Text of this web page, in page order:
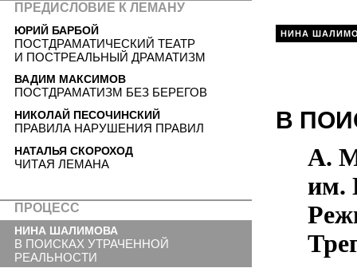
НИНА
В
А.
им.
ПРЕДИСЛОВИЕ К ЛЕМАНУ
ЮРИЙ БАРБОЙ
ПОСТДРАМАТИЧЕСКИЙ ТЕАТР
И ПОСТРЕАЛЬНЫЙ ДРАМАТИЗМ
ВАДИМ МАКСИМОВ
ПОСТДРАМАТИЗМ БЕЗ БЕРЕГОВ
НИКОЛАЙ ПЕСОЧИНСКИЙ
ПРАВИЛА НАРУШЕНИЯ ПРАВИЛ
НАТАЛЬЯ СКОРОХОД
ЧИТАЯ ЛЕМАНА
ПРОЦЕСС
НИНА ШАЛИМОВА
В ПОИСКАХ УТРАЧЕННОЙ
РЕАЛЬНОСТИ